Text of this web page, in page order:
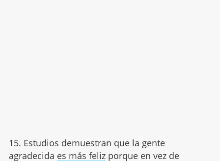
15. Estudios demuestran que la gente
agradecida es más felizporque en vez de